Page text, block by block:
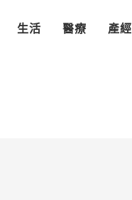
生活 醫療 產經